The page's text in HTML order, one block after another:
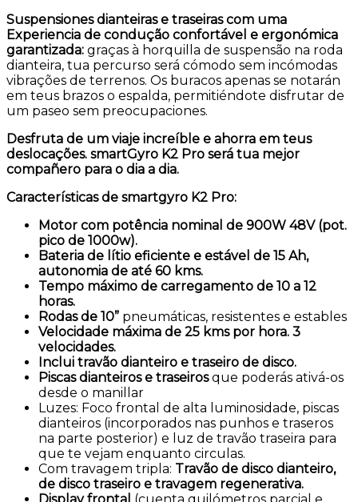
Suspensiones dianteiras e traseiras com uma
Experiencia de condução confortável e ergonómica
garantizada: graças à horquilla de suspensão na roda
dianteira, tua percurso será cómodo sem incómodas
vibrações de terrenos. Os buracos apenas se notarán
em teus brazos o espalda, permitiéndote disfrutar de
um paseo sem preocupaciones.
Desfruta de um viaje increíble e ahorra em teus
deslocações. smartGyro K2 Pro será tua mejor
compañero para o dia a dia.
Características de smartgyro K2 Pro:
Motor com potência nominal de 900W 48V (pot.
pico de 1000w).
Bateria de lítio eficiente e estável de 15 Ah,
autonomia de até 60 kms.
Tempo máximo de carregamento de 10 a 12
horas.
Rodas de 10” pneumáticas, resistentes e estables
Velocidade máxima de 25 kms por hora. 3
velocidades.
Inclui travão dianteiro e traseiro de disco.
Piscas dianteiros e traseirosque poderás ativá-os
desde o manillar
Luzes: Foco frontal de alta luminosidade, piscas
dianteiros (incorporados nas punhos e traseros
na parte posterior) e luz de travão traseira para
que te vejam enquanto circulas.
Com travagem tripla: Travão de disco dianteiro,
de disco traseiro e travagem regenerativa.
Display frontal (cuenta quilómetros parcial e